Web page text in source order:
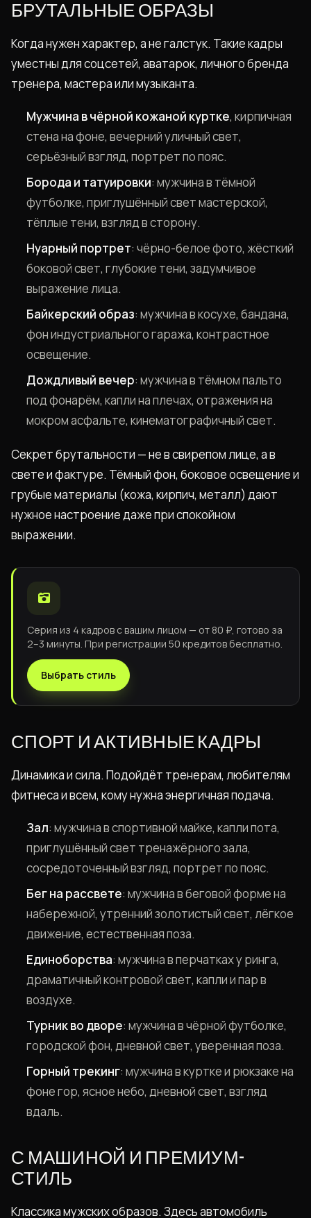
БРУТАЛЬНЫЕ ОБРАЗЫ
Когда нужен характер, а не галстук. Такие кадры
уместны для соцсетей, аватарок, личного бренда
тренера, мастера или музыканта.
Мужчина в чёрной кожаной куртке, кирпичная
стена на фоне, вечерний уличный свет,
серьёзный взгляд, портрет по пояс.
Борода и татуировки: мужчина в тёмной
футболке, приглушённый свет мастерской,
тёплые тени, взгляд в сторону.
Нуарный портрет: чёрно-белое фото, жёсткий
боковой свет, глубокие тени, задумчивое
выражение лица.
Байкерский образ: мужчина в косухе, бандана,
фон индустриального гаража, контрастное
освещение.
Дождливый вечер: мужчина в тёмном пальто
под фонарём, капли на плечах, отражения на
мокром асфальте, кинематографичный свет.
Секрет брутальности — не в свирепом лице, а в
свете и фактуре. Тёмный фон, боковое освещение и
грубые материалы (кожа, кирпич, металл) дают
нужное настроение даже при спокойном
выражении.
Серия из 4 кадров с вашим лицом — от 80 ₽, готово за
2–3 минуты. При регистрации 50 кредитов бесплатно.
Выбрать стиль
СПОРТ И АКТИВНЫЕ КАДРЫ
Динамика и сила. Подойдёт тренерам, любителям
фитнеса и всем, кому нужна энергичная подача.
Зал: мужчина в спортивной майке, капли пота,
приглушённый свет тренажёрного зала,
сосредоточенный взгляд, портрет по пояс.
Бег на рассвете: мужчина в беговой форме на
набережной, утренний золотистый свет, лёгкое
движение, естественная поза.
Единоборства: мужчина в перчатках у ринга,
драматичный контровой свет, капли и пар в
воздухе.
Турник во дворе: мужчина в чёрной футболке,
городской фон, дневной свет, уверенная поза.
Горный трекинг: мужчина в куртке и рюкзаке на
фоне гор, ясное небо, дневной свет, взгляд
вдаль.
С МАШИНОЙ И ПРЕМИУМ-
СТИЛЬ
Классика мужских образов. Здесь автомобиль